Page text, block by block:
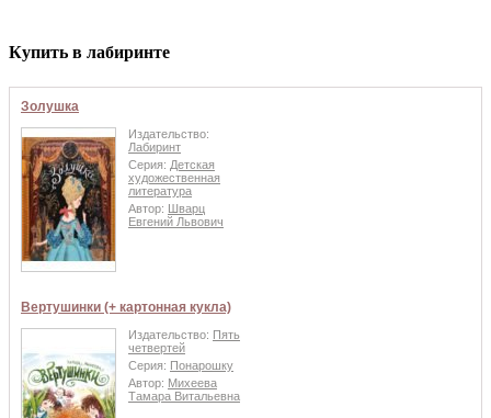
Купить в лабиринте
Золушка
Издательство:
Лабиринт
Серия: Детская
художественная
литература
Автор:
Шварц
Евгений Львович
Вертушинки (+ картонная кукла)
Издательство: Пять
четвертей
Серия: Понарошку
Автор: Михеева
Тамара Витальевна